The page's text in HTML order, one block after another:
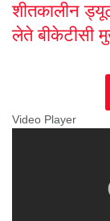
शीतकालीन
लेते बीकेटीसी
Video Player